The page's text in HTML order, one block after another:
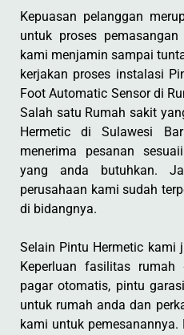
Kepuasan pelanggan
untuk proses
kami menjamin sampai
kerjakan proses instalasi
Foot Automatic Sensor di
Salah satu Rumah sakit
Hermetic di Sulawesi
menerima pesanan
yang anda butuhkan.
perusahaan kami sudah
di bidangnya.
Selain Pintu Hermetic kami
Keperluan fasilitas
pagar otomatis, pintu
untuk rumah anda dan
kami untuk